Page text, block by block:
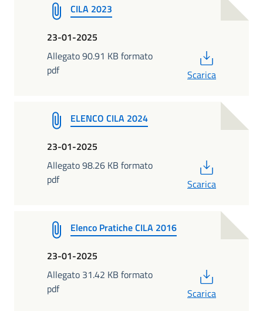
CILA 2023
23-01-2025
Allegato 90.91 KB formato
pdf
Scarica
ELENCO CILA 2024
23-01-2025
Allegato 98.26 KB formato
pdf
Scarica
Elenco Pratiche CILA 2016
23-01-2025
Allegato 31.42 KB formato
pdf
Scarica